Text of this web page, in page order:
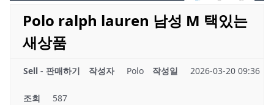
Polo ralph lauren 남성 M 택있는
새상품
Sell - 판매하기 작성자 Polo 작성일 2026-03-20 09:36
조회 587